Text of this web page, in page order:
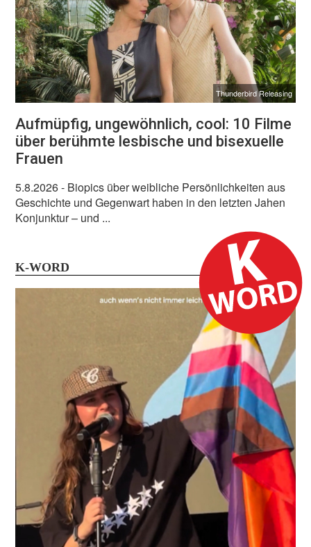
Thunderbird Releasing
Aufmüpfig, ungewöhnlich, cool: 10 Filme
über berühmte lesbische und bisexuelle
Frauen
5.8.2026- Biopics über weibliche Persönlichkeiten aus
Geschichte und Gegenwart haben in den letzten Jahen
Konjunktur – und ...
K-WORD